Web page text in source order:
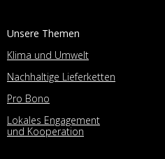
Unsere Themen
Klima und Umwelt
Nachhaltige Lieferketten
Pro Bono
Lokales Engagement
und Kooperation